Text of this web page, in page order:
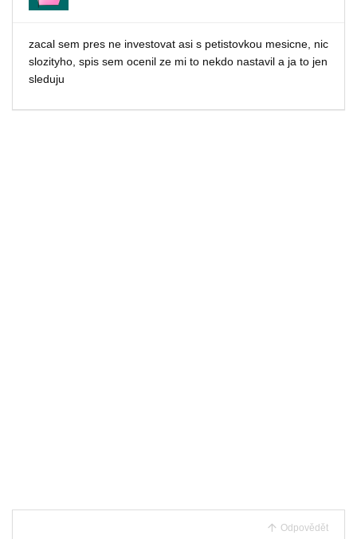
zacal sem pres ne investovat asi s petistovkou mesicne, nic
slozityho, spis sem ocenil ze mi to nekdo nastavil a ja to jen
sleduju
Odpovědět